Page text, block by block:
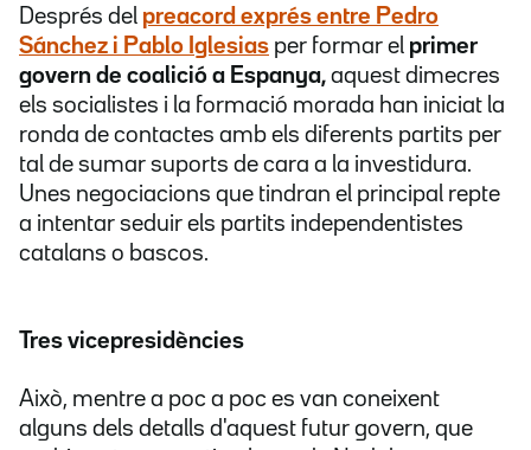
Després del preacord exprés entre Pedro
Sánchez i Pablo Iglesias per formar el primer
govern de coalició a Espanya, aquest dimecres
els socialistes i la formació morada han iniciat la
ronda de contactes amb els diferents partits per
tal de sumar suports de cara a la investidura.
Unes negociacions que tindran el principal repte
a intentar seduir els partits independentistes
catalans o bascos.
Tres vicepresidències
Això, mentre a poc a poc es van coneixent
alguns dels detalls d'aquest futur govern, que